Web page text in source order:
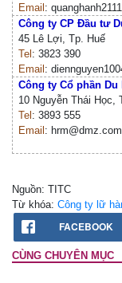
Email :
Công ty CP Đầu tư
45 Lê Lợi, Tp. Huế
Tel : 3823 390
Email :
Công ty Cổ phần Du
10 Nguyễn Thái Học,
Tel : 3893 555
Email :
Nguồn: TITC
Từ khóa: Công ty lữ
FACEBOOK
CÙNG CHUYÊN MỤC